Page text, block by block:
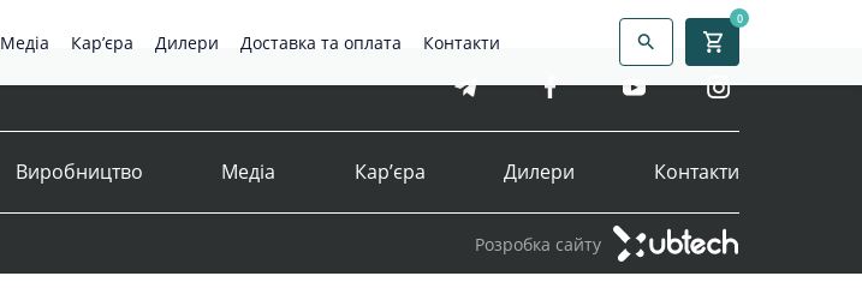
Медіа Кар’єра Дилери Доставка та оплата Контакти
0
Виробництво Медіа Кар’єра Дилери Контакти
Розробка сайту